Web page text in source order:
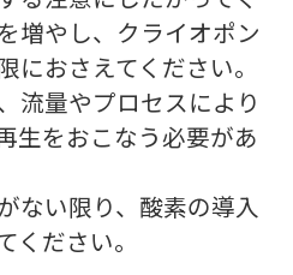
増やし、クライオポン
におさえてください。
流量やプロセスにより
生をおこなう必要があ
ない限り、酸素の導入
ください。